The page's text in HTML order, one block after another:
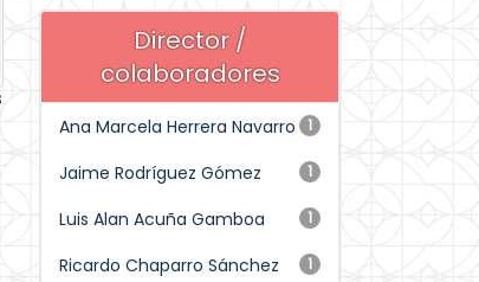
Director /
colaboradores
1
Ana Marcela Herrera Navarro
1
Jaime Rodríguez Gómez
1
Luis Alan Acuña Gamboa
1
Ricardo Chaparro Sánchez